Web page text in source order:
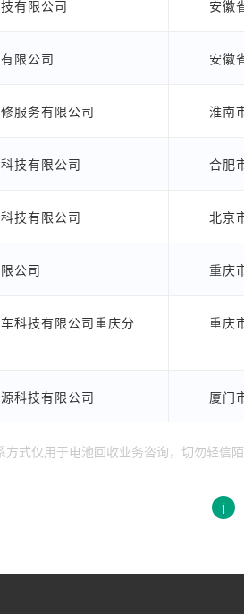
有限公司 安徽
限公司 安徽
服务有限公司 淮南
技有限公司 合肥
技有限公司 北京
公司 重庆
科技有限公司重庆分
重庆
科技有限公司 厦门
式仅用于电池回收业务咨询，切勿轻信
1